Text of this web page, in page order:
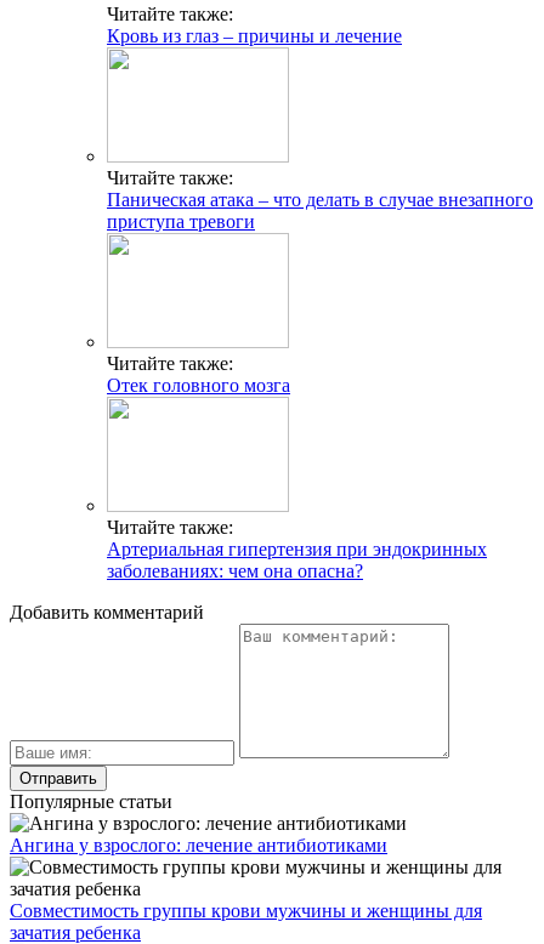
Читайте также:
Кровь из глаз – причины и лечение
Читайте также:
Паническая атака – что делать в случае внезапного
приступа тревоги
Читайте также:
Отек головного мозга
Читайте также:
Артериальная гипертензия при эндокринных
заболеваниях: чем она опасна?
Добавить комментарий
Популярные статьи
Ангина у взрослого: лечение антибиотиками
Совместимость группы крови мужчины и женщины для
зачатия ребенка